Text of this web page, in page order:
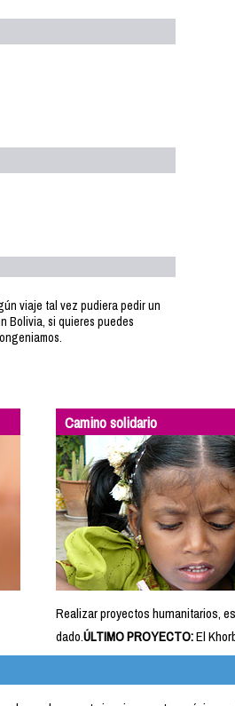
viaje tal vez pudiera pedir un
Bolivia, si quieres puedes
Camino solidario
Realizar proyectos humanitarios,
dado.ÚLTIMO PROYECTO:El